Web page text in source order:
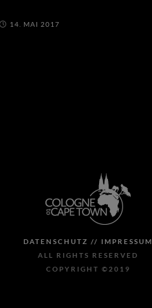
14. MAI 2017
DATENSCHUTZ // IMPRESSUM
ALL RIGHTS RESERVED
COPYRIGHT ©2019